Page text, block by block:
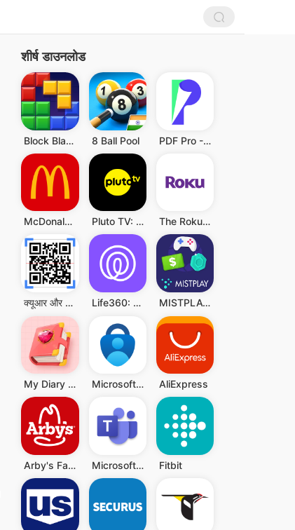
शीर्ष डाउनलोड
Block Blast! 8 Ball Pool PDF Pro - Reader & Maker
McDonald's Pluto TV: Watch Free Movies/TV The Roku App (Official)
क्यूआर और बारकोड स्कैनर Life360: Live Location Sharing MISTPLAY: Play to Earn Money
My Diary - Diary With Lock Microsoft Authenticator AliExpress
Arby's Fast Food Sandwiches Microsoft Teams Fitbit